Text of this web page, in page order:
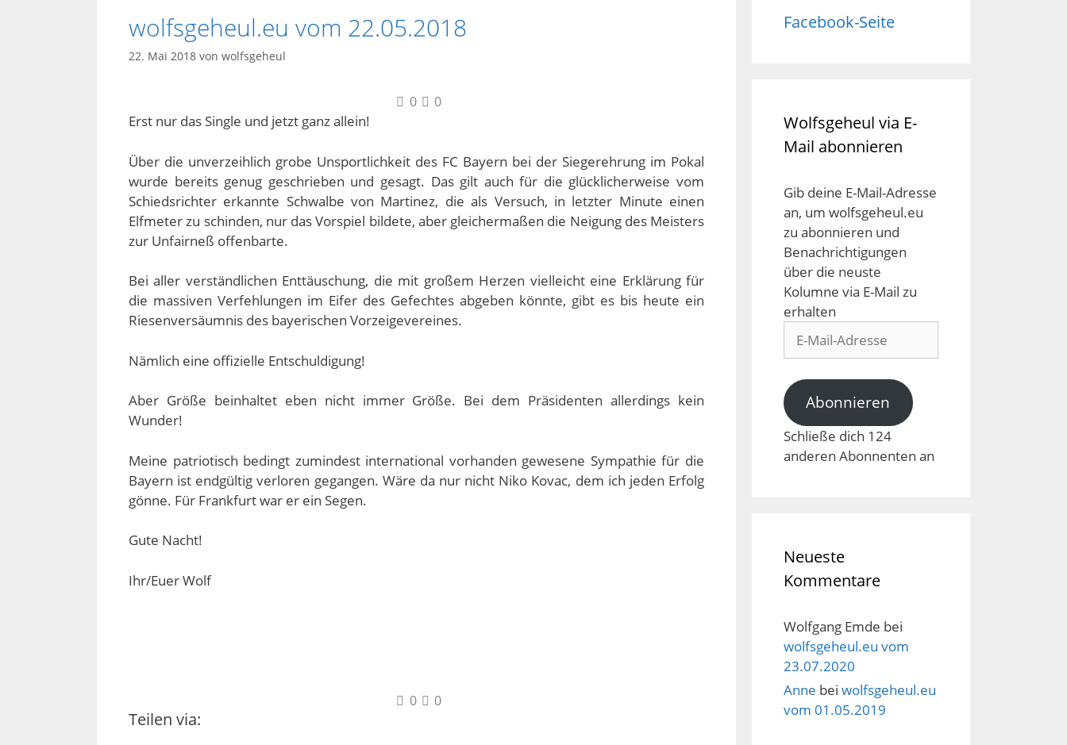
wolfsgeheul.eu vom 22.05.2018
22. Mai 2018 von wolfsgeheul
0 0
Erst nur das Single und jetzt ganz allein!
Über die unverzeihlich grobe Unsportlichkeit des FC Bayern bei der Siegerehrung im Pokal
wurde bereits genug geschrieben und gesagt. Das gilt auch für die glücklicherweise vom
Schiedsrichter erkannte Schwalbe von Martinez, die als Versuch, in letzter Minute einen
Elfmeter zu schinden, nur das Vorspiel bildete, aber gleichermaßen die Neigung des Meisters
zur Unfairneß offenbarte.
Bei aller verständlichen Enttäuschung, die mit großem Herzen vielleicht eine Erklärung für
die massiven Verfehlungen im Eifer des Gefechtes abgeben könnte, gibt es bis heute ein
Riesenversäumnis des bayerischen Vorzeigevereines.
Nämlich eine offizielle Entschuldigung!
Aber Größe beinhaltet eben nicht immer Größe. Bei dem Präsidenten allerdings kein
Wunder!
Meine patriotisch bedingt zumindest international vorhanden gewesene Sympathie für die
Bayern ist endgültig verloren gegangen. Wäre da nur nicht Niko Kovac, dem ich jeden Erfolg
gönne. Für Frankfurt war er ein Segen.
Gute Nacht!
Ihr/Euer Wolf
0 0
Teilen via:
Facebook-Seite
Wolfsgeheul via E-
Mail abonnieren
Gib deine E-Mail-Adresse
an, um wolfsgeheul.eu
zu abonnieren und
Benachrichtigungen
über die neuste
Kolumne via E-Mail zu
erhalten
Mail-
Abonnieren
Schließe dich 124
anderen Abonnenten an
Neueste
Kommentare
Wolfgang Emde bei
wolfsgeheul.eu vom
23.07.2020
Anne bei wolfsgeheul.eu
vom 01.05.2019